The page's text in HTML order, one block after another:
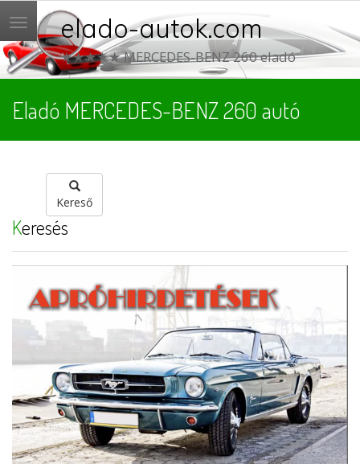
Menü elado-autok.com
★★★★★ MERCEDES-BENZ 260 eladó
Eladó MERCEDES-BENZ 260 autó
Kereső
Keresés